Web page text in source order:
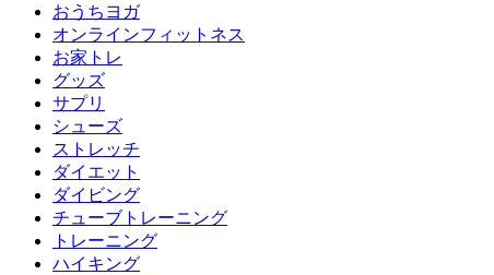
おうちヨガ
オンラインフィットネス
お家トレ
グッズ
サプリ
シューズ
ストレッチ
ダイエット
ダイビング
チューブトレーニング
トレーニング
ハイキング